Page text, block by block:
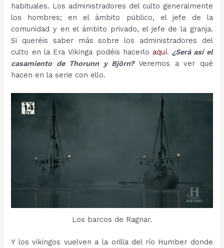
habituales. Los administradores del culto generalmente
los hombres; en el ámbito público, el jefe de la
comunidad y en el ámbito privado, el jefe de la granja.
Si queréis saber más sobre los administradores del
culto en la Era Vikinga podéis hacerlo aquí.¿Será así el
casamiento de Thorunn y Björn?Veremos a ver qué
hacen en la serie con ello.
Los barcos de Ragnar.
Y los vikingos vuelven a la orilla del río Humber donde